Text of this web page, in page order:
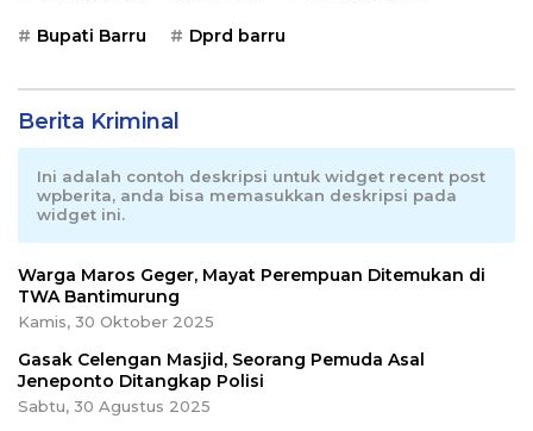
Bupati Barru Dprd barru
Berita Kriminal
Ini adalah contoh deskripsi untuk widget recent post
wpberita, anda bisa memasukkan deskripsi pada
widget ini.
Warga Maros Geger, Mayat Perempuan Ditemukan di
TWA Bantimurung
Kamis, 30 Oktober 2025
Gasak Celengan Masjid, Seorang Pemuda Asal
Jeneponto Ditangkap Polisi
Sabtu, 30 Agustus 2025